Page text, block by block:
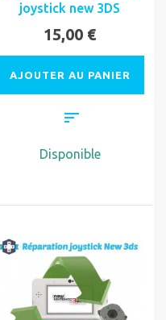
joystick new 3DS
15,00 €
AJOUTER AU PANIER
Disponible